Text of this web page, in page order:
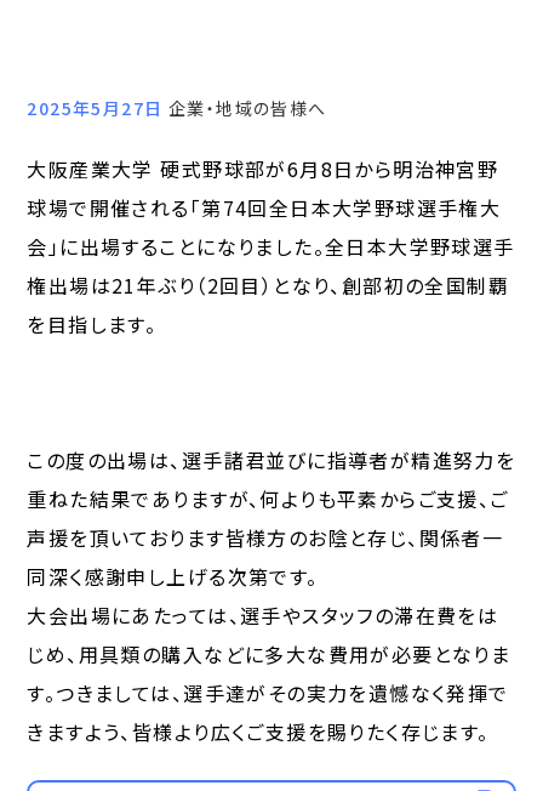
2025年5月27日 企業・地域の皆様へ
大阪産業大学 硬式野球部が6月8日から明治神宮野
球場で開催される「第74回全日本大学野球選手権大
会」に出場することになりました。全日本大学野球選手
権出場は21年ぶり（2回目）となり、創部初の全国制覇
を目指します。
この度の出場は、選手諸君並びに指導者が精進努力を
重ねた結果でありますが、何よりも平素からご支援、ご
声援を頂いております皆様方のお陰と存じ、関係者一
同深く感謝申し上げる次第です。
大会出場にあたっては、選手やスタッフの滞在費をは
じめ、用具類の購入などに多大な費用が必要となりま
す。つきましては、選手達がその実力を遺憾なく発揮で
きますよう、皆様より広くご支援を賜りたく存じます。